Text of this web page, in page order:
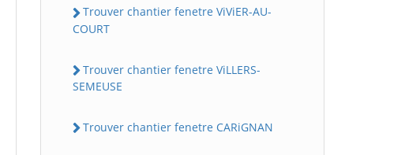
Trouver chantier fenetre ViViER-AU-
COURT
Trouver chantier fenetre ViLLERS-
SEMEUSE
Trouver chantier fenetre CARiGNAN